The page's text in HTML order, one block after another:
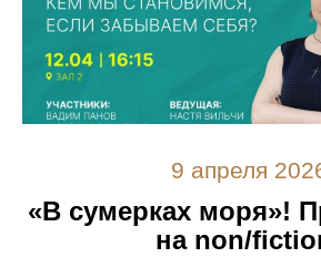
9 апреля
«В сумерках моря»!
на non/